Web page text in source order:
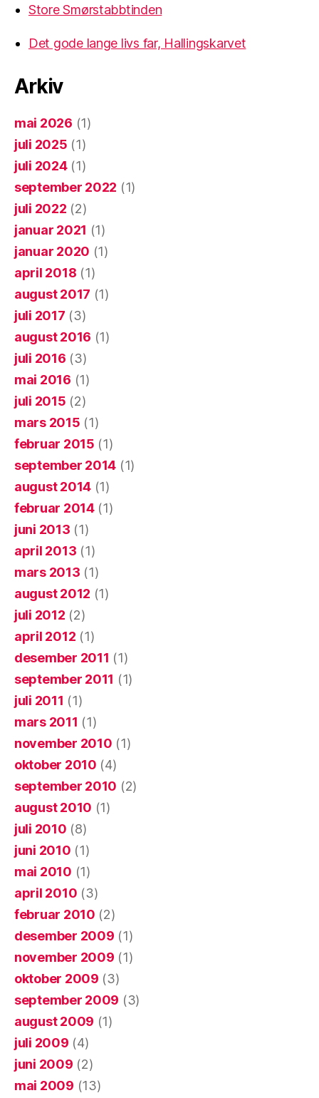
Store Smørstabbtinden
Det gode lange livs far, Hallingskarvet
Arkiv
mai 2026 (1)
juli 2025 (1)
juli 2024(1)
september 2022 (1)
juli 2022 (2)
januar 2021 (1)
januar 2020 (1)
april 2018 (1)
august 2017 (1)
juli 2017 (3)
august 2016 (1)
juli 2016 (3)
mai 2016 (1)
juli 2015 (2)
mars 2015 (1)
februar 2015 (1)
september 2014 (1)
august 2014 (1)
februar 2014(1)
juni 2013 (1)
april 2013 (1)
mars 2013 (1)
august 2012 (1)
juli 2012 (2)
april 2012 (1)
desember 2011 (1)
september 2011 (1)
juli 2011 (1)
mars 2011 (1)
november 2010 (1)
oktober 2010 (4)
september 2010 (2)
august 2010 (1)
juli 2010 (8)
juni 2010 (1)
mai 2010 (1)
april 2010 (3)
februar 2010 (2)
desember 2009 (1)
november 2009 (1)
oktober 2009 (3)
september 2009 (3)
august 2009 (1)
juli 2009 (4)
juni 2009 (2)
mai 2009 (13)